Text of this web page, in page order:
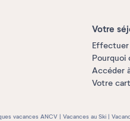
Votre
Effectuer
Pourquoi
Accéder
Votre
vacances ANCV Vacances au Ski